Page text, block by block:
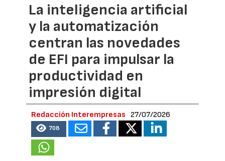
La inteligencia artificial
y la automatización
centran las novedades
de EFI para impulsar la
productividad en
impresión digital
Redacción Interempresas 27/07/2026
708